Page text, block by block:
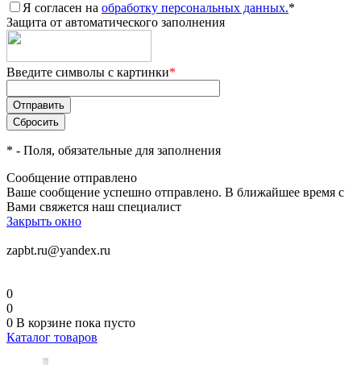
Я согласен на обработку персональных данных.*
Защита от автоматического заполнения
Введите символы с картинки*
* - Поля, обязательные для заполнения
Сообщение отправлено
Ваше сообщение успешно отправлено. В ближайшее время с
Вами свяжется наш специалист
Закрыть окно
zapbt.ru@yandex.ru
0
0
0 В корзине пока пусто
Каталог товаров